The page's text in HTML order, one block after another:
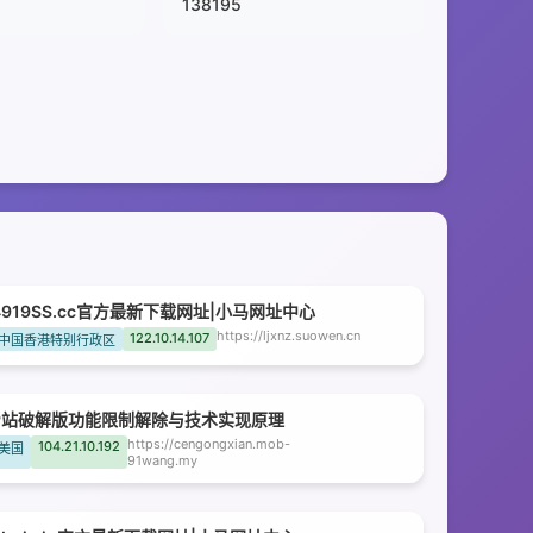
138195
官方最新下载网址|小马网址中心
国香港特别行政区 122.10.14.107 https://ljxnz.suowen.cn
破解版功能限制解除与技术实现原理
国 104.21.10.192 https://cengongxian.mob-
91wang.my